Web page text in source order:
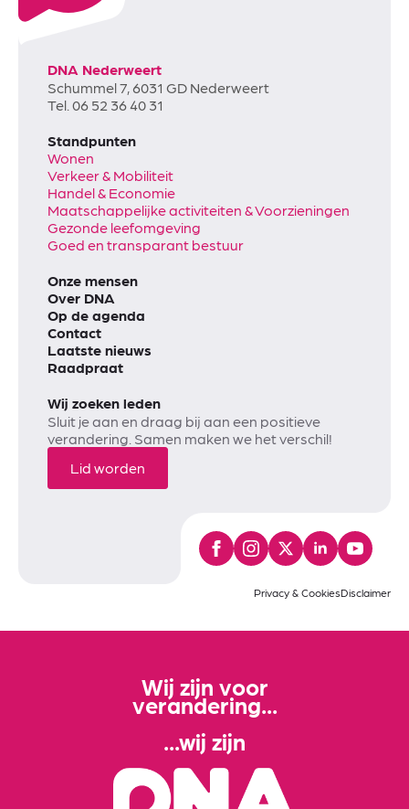
DNA Nederweert
Schummel 7, 6031 GD Nederweert
Tel. 06 52 36 40 31
Standpunten
Wonen
Verkeer & Mobiliteit
Handel & Economie
Maatschappelijke activiteiten & Voorzieningen
Gezonde leefomgeving
Goed en transparant bestuur
Onze mensen
Over DNA
Op de agenda
Contact
Laatste nieuws
Raadpraat
Wij zoeken leden
Sluit je aan en draag bij aan een positieve
verandering. Samen maken we het verschil!
Lid worden
Privacy & CookiesDisclaimer
Wij zijn voor
verandering...
...wij zijn